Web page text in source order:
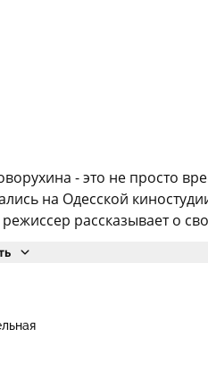
- это не просто
на Одесской
рассказывает о